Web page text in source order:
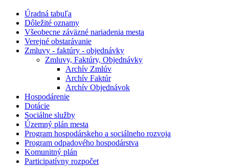
Úradná tabuľa
Dôležité oznamy
Všeobecne záväzné nariadenia mesta
Verejné obstarávanie
Zmluvy - faktúry - objednávky
Zmluvy, Faktúry, Objednávky
Archív Zmlúv
Archív Faktúr
Archív Objednávok
Hospodárenie
Dotácie
Sociálne služby
Územný plán mesta
Program hospodárskeho a sociálneho rozvoja
Program odpadového hospodárstva
Komunitný plán
Participatívny rozpočet